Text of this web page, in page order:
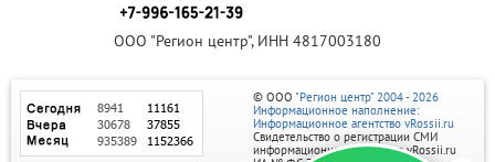
ООО "Регион центр", ИНН 4817003180
© ООО "Регион центр" 2004 - 2026
Информационное наполнение:
Информационное агентство vRossii.ru
Свидетельство о регистрации СМИ
информационного агентства vRossii.ru